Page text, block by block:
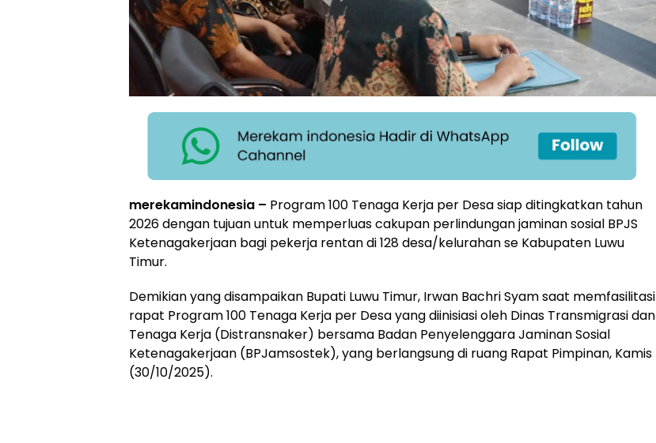
merekamindonesia – Program 100 Tenaga Kerja per Desa siap ditingkatkan tahun
2026 dengan tujuan untuk memperluas cakupan perlindungan jaminan sosial BPJS
Ketenagakerjaan bagi pekerja rentan di 128 desa/kelurahan se Kabupaten Luwu
Timur.
‎Demikian yang disampaikan Bupati Luwu Timur, Irwan Bachri Syam saat memfasilitasi
rapat Program 100 Tenaga Kerja per Desa yang diinisiasi oleh Dinas Transmigrasi dan
Tenaga Kerja (Distransnaker) bersama Badan Penyelenggara Jaminan Sosial
Ketenagakerjaan (BPJamsostek), yang berlangsung di ruang Rapat Pimpinan, Kamis
(30/10/2025).